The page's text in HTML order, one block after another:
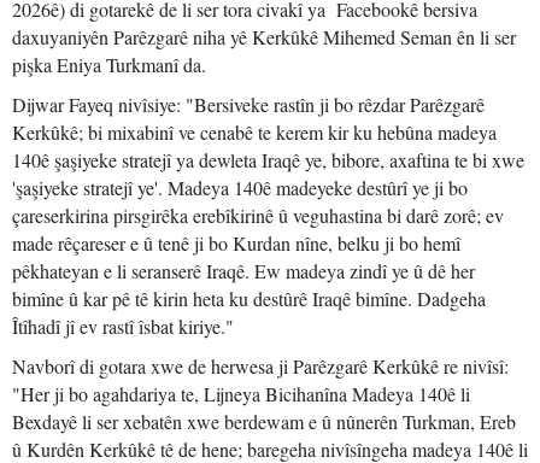
2026ê) di gotarekê de li ser tora civakî ya Facebookê bersiva
daxuyaniyên Parêzgarê niha yê Kerkûkê Mihemed Seman ên li ser
pişka Eniya Turkmanî da.
Dijwar Fayeq nivîsiye: "Bersiveke rastîn ji bo rêzdar Parêzgarê
Kerkûkê; bi mixabinî ve cenabê te kerem kir ku hebûna madeya
140ê şaşiyeke stratejî ya dewleta Iraqê ye, bibore, axaftina te bi xwe
'şaşiyeke stratejî ye'. Madeya 140ê madeyeke destûrî ye ji bo
çareserkirina pirsgirêka erebîkirinê û veguhastina bi darê zorê; ev
made rêçareser e û tenê ji bo Kurdan nîne, belku ji bo hemî
pêkhateyan e li seranserê Iraqê. Ew madeya zindî ye û dê her
bimîne û kar pê tê kirin heta ku destûrê Iraqê bimîne. Dadgeha
Îtîhadî jî ev rastî îsbat kiriye."
Navborî di gotara xwe de herwesa ji Parêzgarê Kerkûkê re nivîsî:
"Her ji bo agahdariya te, Lijneya Bicihanîna Madeya 140ê li
Bexdayê li ser xebatên xwe berdewam e û nûnerên Turkman, Ereb
û Kurdên Kerkûkê tê de hene; baregeha nivîsîngeha madeya 140ê li